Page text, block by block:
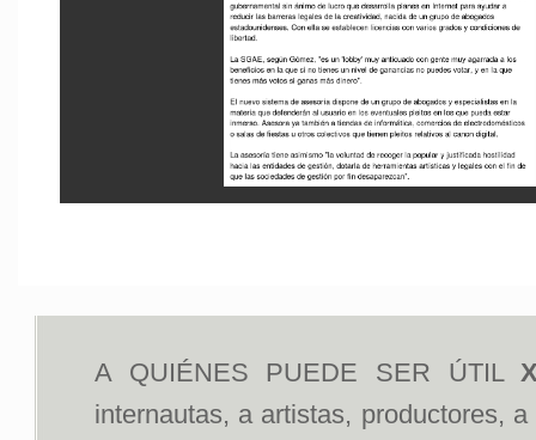
A QUIÉNES PUEDE SER ÚTIL
internautas, a artistas, productores,